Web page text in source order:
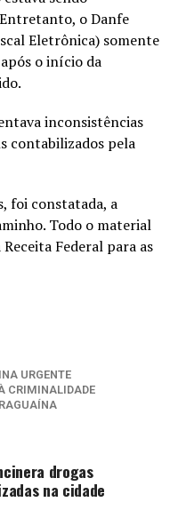
o Danfe
Eletrônica) somente
o início da
inconsistências
contabilizados pela
foi constatada, a
Todo o material
Federal para as
URGENTE
CRIMINALIDADE
drogas
na cidade